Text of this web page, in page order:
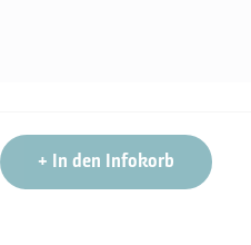
+ In den Infokorb